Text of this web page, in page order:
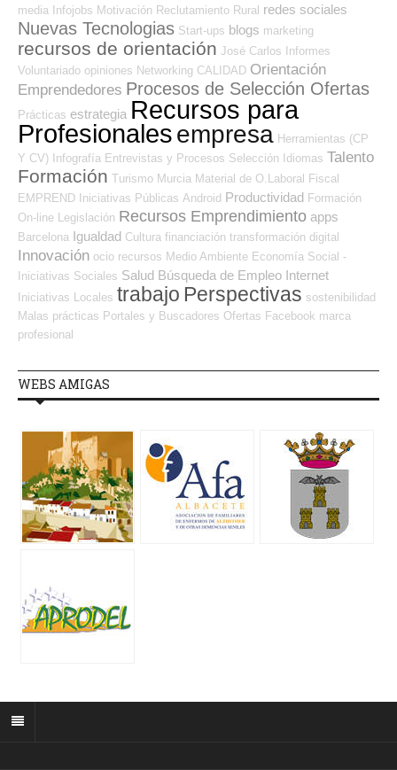
media Infojobs Motivación Reclutamiento Rural redes sociales
Nuevas Tecnologias Start-ups blogs marketing
recursos de orientación José Carlos Informes
Voluntariado opiniones Networking CALIDAD Orientación
Emprendedores Procesos de Selección Ofertas
Prácticas estrategia Recursos para
Profesionalesempresa Herramientas (CP
Y CV) Infografía Entrevistas y Procesos Selección Idiomas Talento
Formación Turismo Murcia Material de O.Laboral Fiscal
EMPREND Iniciativas Públicas Android Productividad Formación
On-line Legislación Recursos Emprendimiento apps
Barcelona Igualdad Cultura financiación transformación digital
Innovación ocio recursos Medio Ambiente Economía Social -
Iniciativas Sociales Salud Búsqueda de Empleo Internet
Iniciativas Locales trabajo Perspectivas sostenibilidad
Malas prácticas Portales y Buscadores Ofertas Facebook marca
profesional
WEBS AMIGAS